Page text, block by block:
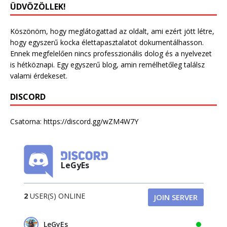
ÜDVÖZÖLLEK!
Köszönöm, hogy meglátogattad az oldalt, ami ezért jött létre,
hogy egyszerű kocka élettapasztalatot dokumentálhasson.
Ennek megfelelően nincs professzionális dolog és a nyelvezet
is hétköznapi. Egy egyszerű blog, amin remélhetőleg találsz
valami érdekeset.
DISCORD
Csatorna: https://discord.gg/wZM4W7Y
LeGyEs
2USER(S) ONLINE JOIN SERVER
LeGyEs